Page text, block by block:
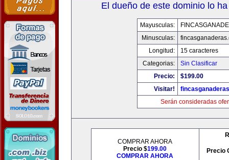
El dueño de este dominio lo
Mayusculas:
Minusculas:
Longitud:
15 caracteres
Categorias:
Sin Clasificar
Precio:
$199.00
Visitar!
Serán consideradas
COMPRAR AHORA
Precio $199.00
COMPRAR AHORA
Precio